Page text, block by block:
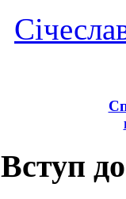
Вступ